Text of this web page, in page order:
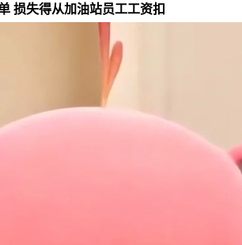
损失得从加油站员工工资扣